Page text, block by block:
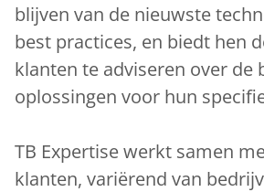
blijven van de nieuwste
best practices, en biedt hen
klanten te adviseren over de
oplossingen voor hun
TB Expertise werkt samen
klanten, variërend van